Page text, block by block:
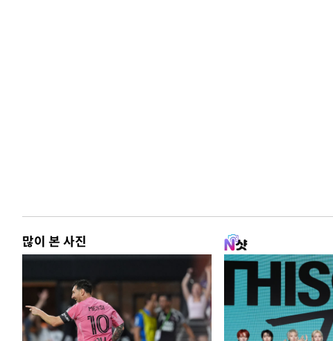
많이 본 사진